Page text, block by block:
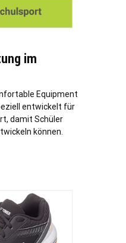
im
Equipment
entwickelt für
damit Schüler
können.